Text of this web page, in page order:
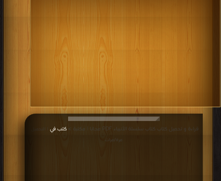
قراءة و تحميل كتاب كتاب سلسلة الأنبياء PDF مجانا | مكتبة > كتب في
| التحميل :
مرة/مرات